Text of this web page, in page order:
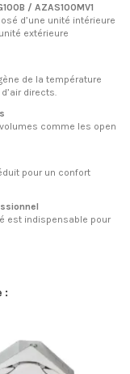
/ AZAS100MV1
d’une unité intérieure
extérieure
de la température
directs.
comme les open
pour un confort
est indispensable pour
: